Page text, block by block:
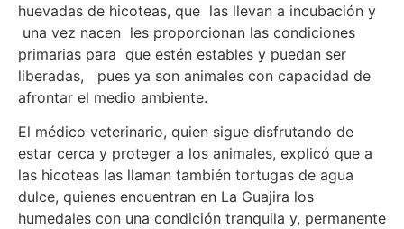
huevadas de hicoteas, que las llevan a incubación y
una vez nacen les proporcionan las condiciones
primarias para que estén estables y puedan ser
liberadas, pues ya son animales con capacidad de
afrontar el medio ambiente.
El médico veterinario, quien sigue disfrutando de
estar cerca y proteger a los animales, explicó que a
las hicoteas las llaman también tortugas de agua
dulce, quienes encuentran en La Guajira los
humedales con una condición tranquila y, permanente